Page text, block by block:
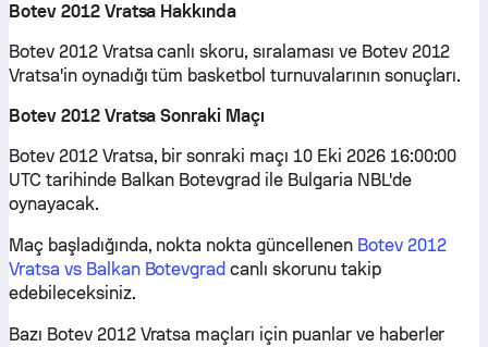
Botev 2012 Vratsa Hakkında
Botev 2012 Vratsa canlı skoru, sıralaması ve Botev 2012
Vratsa'in oynadığı tüm basketbol turnuvalarının sonuçları.
Botev 2012 Vratsa Sonraki Maçı
Botev 2012 Vratsa, bir sonraki maçı 10 Eki 2026 16:00:00
UTC tarihinde Balkan Botevgrad ile Bulgaria NBL'de
oynayacak.
Maç başladığında, nokta nokta güncellenen Botev 2012
Vratsa vs Balkan Botevgrad canlı skorunu takip
edebileceksiniz.
Bazı Botev 2012 Vratsa maçları için puanlar ve haberler